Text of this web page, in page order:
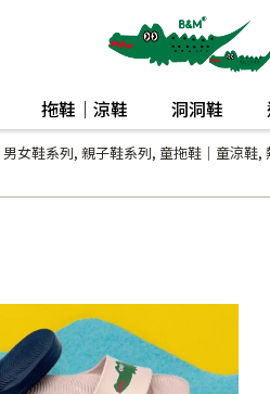
拖鞋｜涼鞋 洞洞鞋
男女鞋系列, 親子鞋系列, 童拖鞋｜童涼鞋,